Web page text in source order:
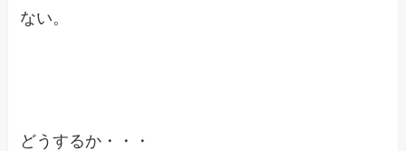
ない。
どうするか・・・